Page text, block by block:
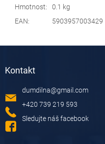
Hmotnost:
0.1 kg
EAN: 5903957003429
Kontakt
dumdilna@gmail.com
+420 739 219 593
Sledujte náš facebook